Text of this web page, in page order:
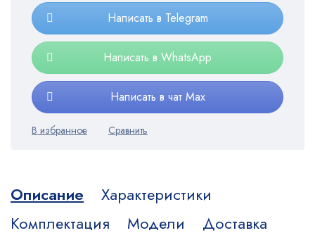
Написать в Telegram
Написать в WhatsApp
Написать в чат Max
Описание
Характеристики
Комплектация
Модели
Доставка